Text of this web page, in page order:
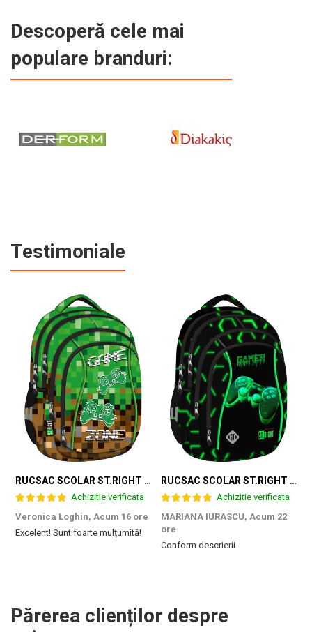
Descoperă cele mai
populare branduri:
Testimoniale
RUCSAC SCOLAR ST.RIGHT 4 COMPARTIMENTE BP-04 GAME ZONE 698187
Achizitie verificata
Veronica Loghin, Acum 16 ore
Excelent! Sunt foarte mulțumită!
RUCSAC SCOLAR ST.RIGHT 4 COMPARTIMENTE BP-04 GREEN LEVEL 301339
Achizitie verificata
MARIANA IURASCU, Acum 22
ore
Conform descrierii
Părerea clienților despre